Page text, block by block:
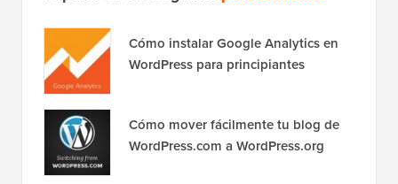
Cómo instalar Google Analytics en
WordPress para principiantes
Cómo mover fácilmente tu blog de
WordPress.com a WordPress.org